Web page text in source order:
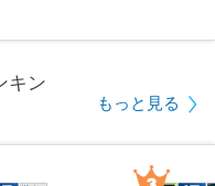
キン
もっと見る